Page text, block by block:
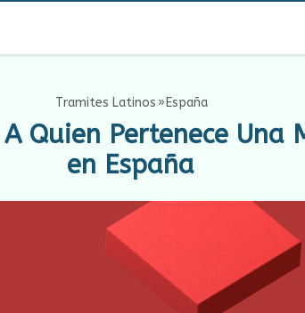
Tramites Latinos España
Quien Pertenece Una
en España